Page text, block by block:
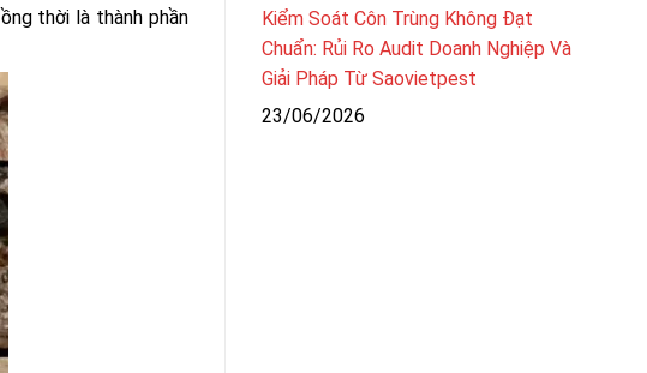
thời là thành phần
Kiểm Soát Côn Trùng Không Đạt
Chuẩn: Rủi Ro Audit Doanh Nghiệp Và
Giải Pháp Từ Saovietpest
23/06/2026